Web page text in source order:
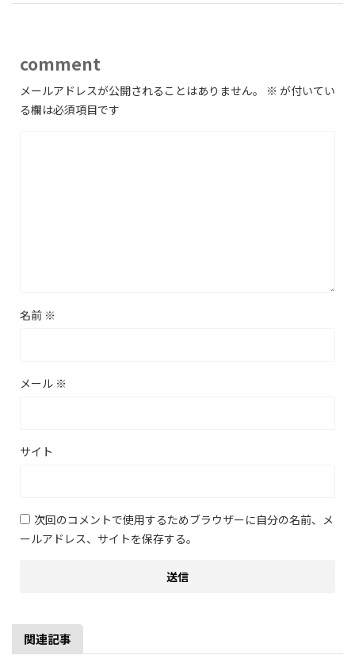
comment
メールアドレスが公開されることはありません。 ※ が付いてい
る欄は必須項目です
名前 ※
メール ※
サイト
次回のコメントで使用するためブラウザーに自分の名前、メ
ールアドレス、サイトを保存する。
関連記事